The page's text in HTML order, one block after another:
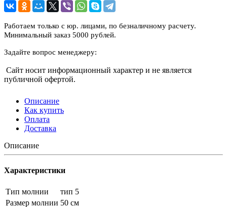
Работаем только с юр. лицами, по безналичному расчету.
Минимальный заказ 5000 рублей.
Задайте вопрос менеджеру:
Сайт носит информационный характер и не является
публичной офертой.
Описание
Как купить
Оплата
Доставка
Описание
Характеристики
Тип молнии
тип 5
Размер молнии 50 см